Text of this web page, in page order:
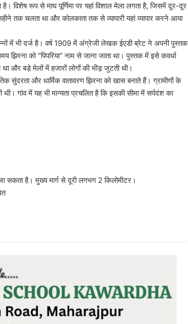
है। विशेष रूप से माघ पूर्णिमा पर यहां विशाल मेला लगता है, जिसमें दूर-दूर
तक चलता था और कोलकाता तक से व्यापारी यहां व्यापार करने आया
में भी दर्ज है। वर्ष 1909 में अंग्रेजी लेखक ईएडी ब्रेट ने अपनी पुस्तक
को “पिपरिया” नाम से जाना जाता था। पुस्तक में इसे कवर्धा
था और बड़े मेलों में हजारों लोगों की भीड़ जुटती थी।
सुंदरता और धार्मिक वातावरण झिरना को खास बनाते हैं। ग्रामीणों के
गांव में यह भी मान्यता प्रचलित है कि इसकी सीमा में सर्पदंश का
सकता है। मुख्य मार्ग से दूरी लगभग 2 किलोमीटर।